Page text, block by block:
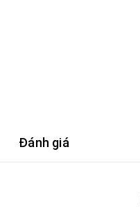
Đánh giá